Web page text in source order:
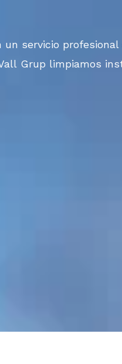
servicio profesional
Grup limpiamos